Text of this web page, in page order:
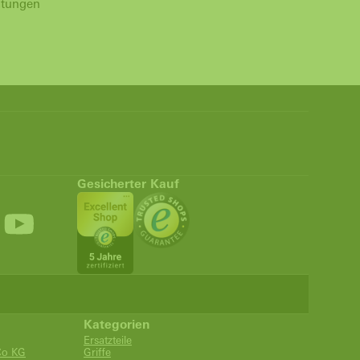
Gesicherter Kauf
KG
Kategorien
Ersatzteile
Griffe